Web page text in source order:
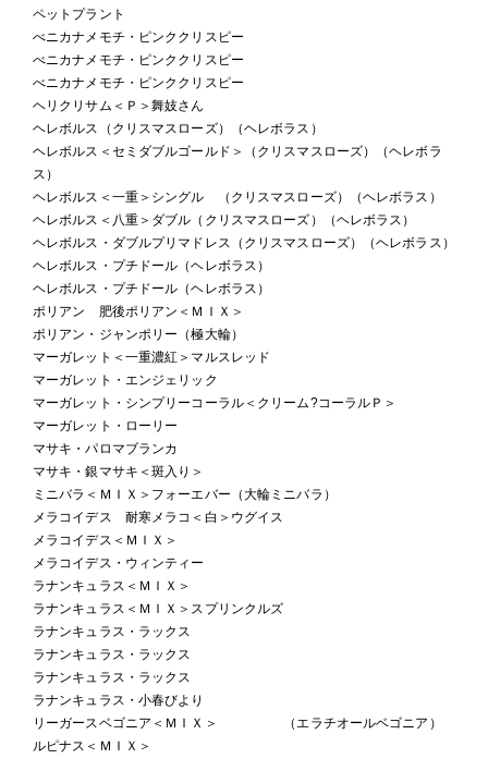
ペットプラント
べニカナメモチ・ピンククリスピー
べニカナメモチ・ピンククリスピー
べニカナメモチ・ピンククリスピー
ヘリクリサム＜Ｐ＞舞妓さん
ヘレボルス（クリスマスローズ）（ヘレボラス）
ヘレボルス＜セミダブルゴールド＞（クリスマスローズ）（ヘレボラ
ス）
ヘレボルス＜一重＞シングル （クリスマスローズ）（ヘレボラス）
ヘレボルス＜八重＞ダブル（クリスマスローズ）（ヘレボラス）
ヘレボルス・ダブルプリマドレス（クリスマスローズ）（ヘレボラス）
ヘレボルス・プチドール（ヘレボラス）
ヘレボルス・プチドール（ヘレボラス）
ポリアン 肥後ポリアン＜ＭＩＸ＞
ポリアン・ジャンポリー（極大輪）
マーガレット＜一重濃紅＞マルスレッド
マーガレット・エンジェリック
マーガレット・シンプリーコーラル＜クリーム?コーラルＰ＞
マーガレット・ローリー
マサキ・パロマブランカ
マサキ・銀マサキ＜斑入り＞
ミニバラ＜ＭＩＸ＞フォーエバー（大輪ミニバラ）
メラコイデス 耐寒メラコ＜白＞ウグイス
メラコイデス＜ＭＩＸ＞
メラコイデス・ウィンティー
ラナンキュラス＜ＭＩＸ＞
ラナンキュラス＜ＭＩＸ＞スプリンクルズ
ラナンキュラス・ラックス
ラナンキュラス・ラックス
ラナンキュラス・ラックス
ラナンキュラス・小春びより
リーガースベゴニア＜ＭＩＸ＞ （エラチオールベゴニア）
ルピナス＜ＭＩＸ＞